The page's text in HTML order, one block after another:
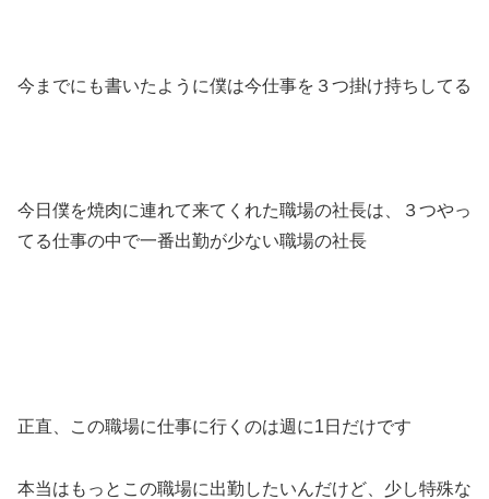
今までにも書いたように僕は今仕事を３つ掛け持ちしてる
今日僕を焼肉に連れて来てくれた職場の社長は、３つやっ
てる仕事の中で一番出勤が少ない職場の社長
正直、この職場に仕事に行くのは週に1日だけです
本当はもっとこの職場に出勤したいんだけど、少し特殊な